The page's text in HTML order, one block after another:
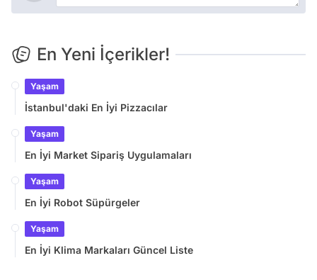
En Yeni İçerikler!
Yaşam
İstanbul'daki En İyi Pizzacılar
Yaşam
En İyi Market Sipariş Uygulamaları
Yaşam
En İyi Robot Süpürgeler
Yaşam
En İyi Klima Markaları Güncel Liste